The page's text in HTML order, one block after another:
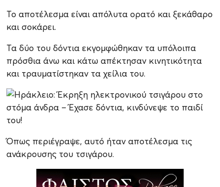
Το αποτέλεσμα είναι απόλυτα ορατό και ξεκάθαρο
και σοκάρει.
Τα δύο του δόντια εκγομφώθηκαν τα υπόλοιπα
πρόσθια άνω και κάτω απέκτησαν κινητικότητα
και τραυματίστηκαν τα χείλια του.
Όπως περιέγραψε, αυτό ήταν αποτέλεσμα τις
ανάκρουσης του τσιγάρου.